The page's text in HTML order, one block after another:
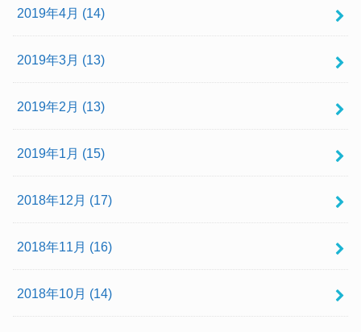
2019年4月 (14)
2019年3月 (13)
2019年2月 (13)
2019年1月 (15)
2018年12月 (17)
2018年11月 (16)
2018年10月 (14)